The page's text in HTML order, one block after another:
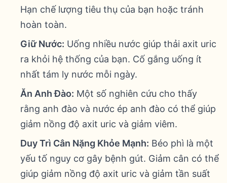
Hạn chế lượng tiêu thụ của bạn hoặc tránh
hoàn toàn.
Giữ Nước: Uống nhiều nước giúp thải axit uric
ra khỏi hệ thống của bạn. Cố gắng uống ít
nhất tám ly nước mỗi ngày.
Ăn Anh Đào: Một số nghiên cứu cho thấy
rằng anh đào và nước ép anh đào có thể giúp
giảm nồng độ axit uric và giảm viêm.
Duy Trì Cân Nặng Khỏe Mạnh: Béo phì là một
yếu tố nguy cơ gây bệnh gút. Giảm cân có thể
giúp giảm nồng độ axit uric và giảm tần suất